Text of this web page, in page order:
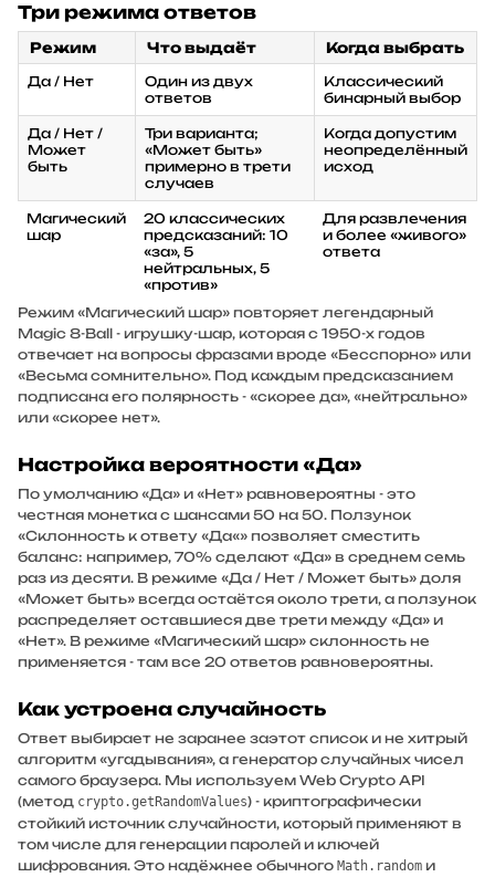
Три режима ответов
Режим Что выдаёт Когда выбрать
Да / Нет
Один из двух
ответов
Классический
бинарный выбор
Да / Нет /
Может
быть
Три варианта;
«Может быть»
примерно в трети
случаев
Когда допустим
неопределённый
исход
Магический
шар
20 классических
предсказаний: 10
«за», 5
нейтральных, 5
«против»
Для развлечения
и более «живого»
ответа
Режим «Магический шар» повторяет легендарный
Magic 8-Ball - игрушку-шар, которая с 1950-х годов
отвечает на вопросы фразами вроде «Бесспорно» или
«Весьма сомнительно». Под каждым предсказанием
подписана его полярность - «скорее да», «нейтрально»
или «скорее нет».
Настройка вероятности «Да»
По умолчанию «Да» и «Нет» равновероятны - это
честная монетка с шансами 50 на 50. Ползунок
«Склонность к ответу «Да«» позволяет сместить
баланс: например, 70% сделают «Да» в среднем семь
раз из десяти. В режиме «Да / Нет / Может быть» доля
«Может быть» всегда остаётся около трети, а ползунок
распределяет оставшиеся две трети между «Да» и
«Нет». В режиме «Магический шар» склонность не
применяется - там все 20 ответов равновероятны.
Как устроена случайность
Ответ выбирает не заранее заэтот список и не хитрый
алгоритм «угадывания», а генератор случайных чисел
самого браузера. Мы используем Web Crypto API
(метод crypto.getRandomValues) - криптографически
стойкий источник случайности, который применяют в
том числе для генерации паролей и ключей
шифрования. Это надёжнее обычного Math.random и